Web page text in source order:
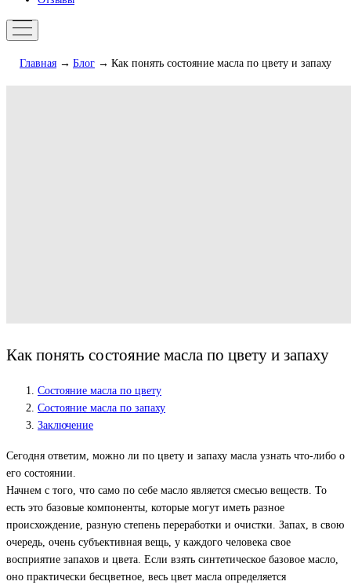
Главная Блог Как понять состояние масла по цвету и запаху
Как понять состояние масла по цвету и запаху
Состояние масла по цвету
Состояние масла по запаху
Заключение
Сегодня ответим, можно ли по цвету и запаху масла узнать что-либо о
его состоянии.
Начнем с того, что само по себе масло является смесью веществ. То
есть это базовые компоненты, которые могут иметь разное
происхождение, разную степень переработки и очистки. Запах, в свою
очередь, очень субъективная вещь, у каждого человека свое
восприятие запахов и цвета. Если взять синтетическое базовое масло,
оно практически бесцветное, весь цвет масла определяется